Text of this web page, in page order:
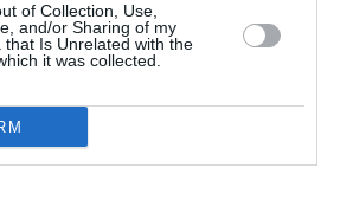
of Collection, Use,
and/or Sharing of my
that Is Unrelated with the
it was collected.
Μαρία
ελληνική όπερα του
Θεόδωρου Στάθη
στο θέατρο